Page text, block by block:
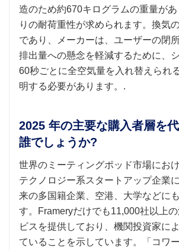
造のため約670キログラムの重量が
りの耐荷重性が求められます。換気
であり、メーカーは、ユーザーの閉
排出量への懸念を軽減するために、
60秒ごとに全空気量を入れ替えられ
明する必要があります。.
2025 年の主要な購入者層を
誰でしょうか?
世界のミーティングポッド市場にお
テクノロジー系スタートアップ企業
来の多国籍企業、空港、大学などに
す。Frameryだけでも11,000社以上
ビスを提供しており、機関投資家に
ていることを示しています。「コワ